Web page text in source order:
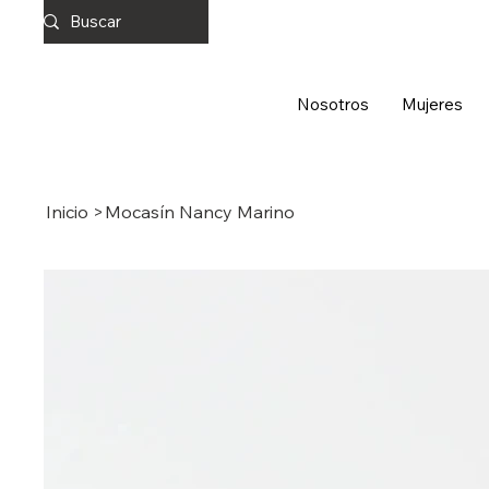
Nosotros Mujeres
Inicio > Mocasín Nancy Marino